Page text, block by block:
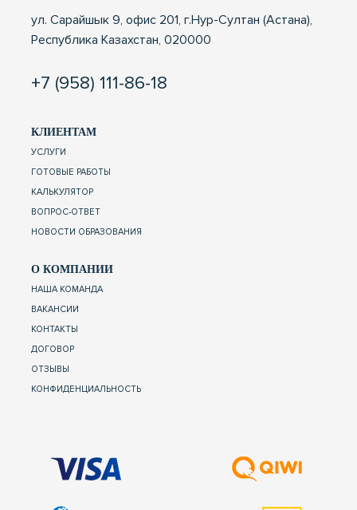
ул. Сарайшык 9, офис 201, г.Нур-Султан (Астана),
Республика Казахстан, 020000
+7 (958) 111-86-18
КЛИЕНТАМ
УСЛУГИ
ГОТОВЫЕ РАБОТЫ
КАЛЬКУЛЯТОР
ВОПРОС-ОТВЕТ
НОВОСТИ ОБРАЗОВАНИЯ
О КОМПАНИИ
НАША КОМАНДА
ВАКАНСИИ
КОНТАКТЫ
ДОГОВОР
ОТЗЫВЫ
КОНФИДЕНЦИАЛЬНОСТЬ